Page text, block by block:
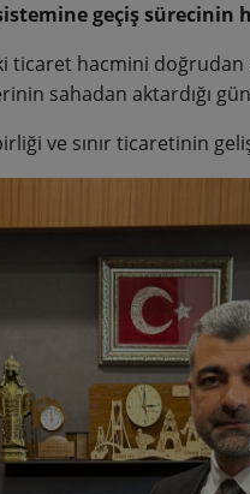
geçiş sürecinin
ticaret hacmini
sahadan aktardığı
ve sınır ticaretinin